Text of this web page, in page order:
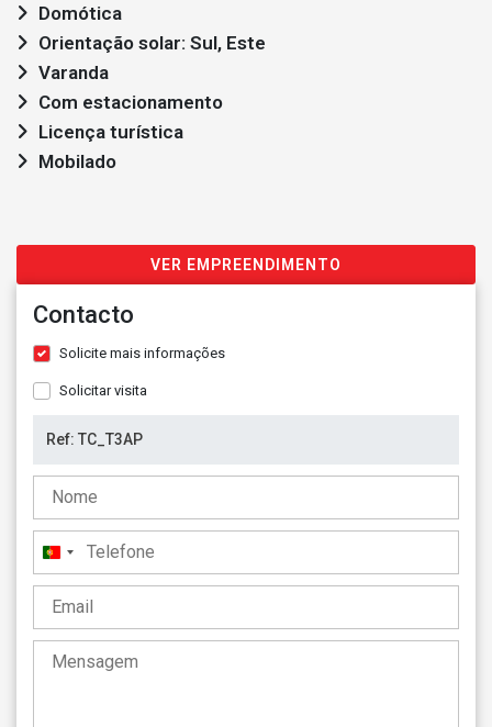
Domótica
Orientação solar: Sul, Este
Varanda
Com estacionamento
Licença turística
Mobilado
VER EMPREENDIMENTO
Contacto
Solicite mais informações
Solicitar visita
Portugal
+351